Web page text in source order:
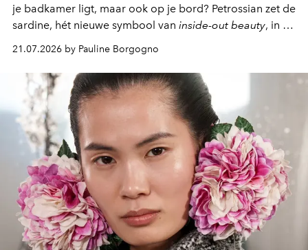
je badkamer ligt, maar ook op je bord? Petrossian zet de
sardine, hét nieuwe symbool van inside-out beauty, in de
kijker met twee gastronomische creaties.
21.07.2026 by Pauline Borgogno